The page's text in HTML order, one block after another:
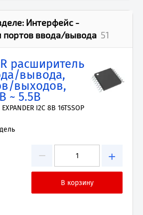
Интерфейс -
ввода/вывода 51
расширитель
вывода,
выходов,
~ 5.5В
I2C 8B 16TSSOP
− +